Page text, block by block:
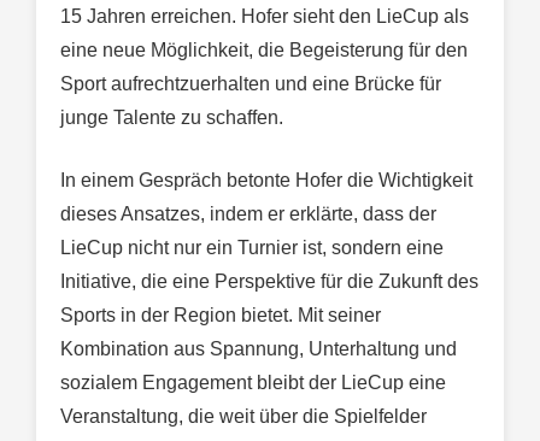
15 Jahren erreichen. Hofer sieht den LieCup als
eine neue Möglichkeit, die Begeisterung für den
Sport aufrechtzuerhalten und eine Brücke für
junge Talente zu schaffen.
In einem Gespräch betonte Hofer die Wichtigkeit
dieses Ansatzes, indem er erklärte, dass der
LieCup nicht nur ein Turnier ist, sondern eine
Initiative, die eine Perspektive für die Zukunft des
Sports in der Region bietet. Mit seiner
Kombination aus Spannung, Unterhaltung und
sozialem Engagement bleibt der LieCup eine
Veranstaltung, die weit über die Spielfelder